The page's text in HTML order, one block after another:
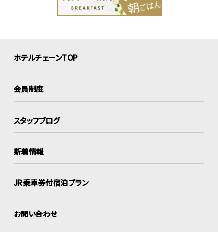
ホテルチェーンTOP
会員制度
スタッフブログ
新着情報
JR乗車券付宿泊プラン
お問い合わせ